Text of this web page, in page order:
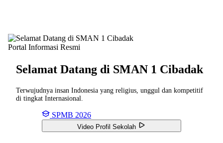
Portal Informasi Resmi
Selamat Datang di SMAN 1 Cibadak
Terwujudnya insan Indonesia yang religius, unggul dan kompetitif
di tingkat Internasional.
SPMB 2026
Video Profil Sekolah